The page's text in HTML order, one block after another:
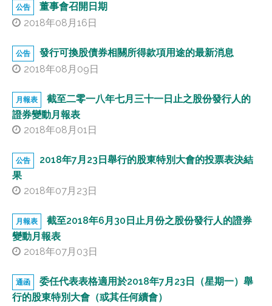
2013
公告
董事會召開日期
2018年08月16日
公告
發行可換股債券相關所得款項用途的最新消息
2018年08月09日
月報表
截至二零一八年七月三十一日止之股份發行人的
證券變動月報表
2018年08月01日
公告
2018年7月23日舉行的股東特別大會的投票表決結
果
2018年07月23日
月報表
截至2018年6月30日止月份之股份發行人的證券
變動月報表
2018年07月03日
通函
委任代表表格適用於2018年7月23日（星期一）舉
行的股東特別大會（或其任何續會）